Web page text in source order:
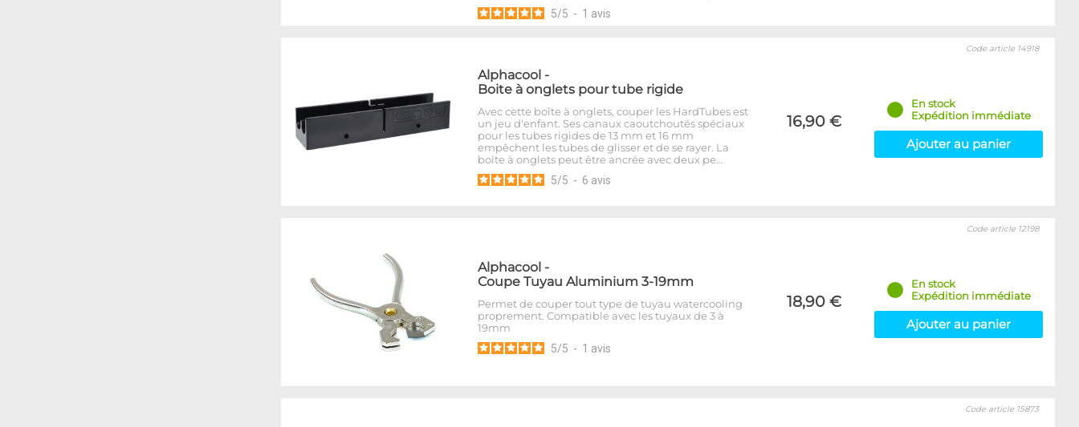
5/5 - 1 avis
Alphacool -
Boite à onglets pour tube rigide
Avec cette boîte à onglets, couper les HardTubes est
un jeu d'enfant. Ses canaux caoutchoutés spéciaux
pour les tubes rigides de 13 mm et 16 mm
empêchent les tubes de glisser et de se rayer. La
boîte à onglets peut être ancrée avec deux pe…
5/5 - 6 avis
16,90 €
Code article 14918
En stock
Expédition immédiate
Ajouter au panier
Alphacool -
Coupe Tuyau Aluminium 3-19mm
Permet de couper tout type de tuyau watercooling
proprement. Compatible avec les tuyaux de 3 à
19mm
5/5 - 1 avis
18,90 €
Code article 12198
En stock
Expédition immédiate
Ajouter au panier
Code article 15873